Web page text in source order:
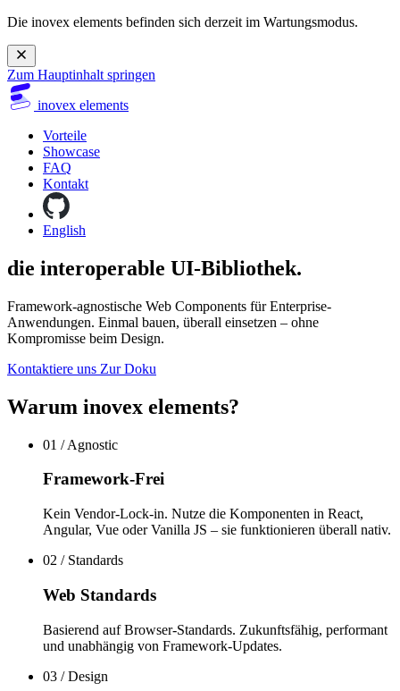
Die inovex elements befinden sich derzeit im Wartungsmodus.
Zum Hauptinhalt springen
inovex elements
Vorteile
Showcase
FAQ
Kontakt
English
die interoperable UI-Bibliothek.
Framework-agnostische Web Components für Enterprise-
Anwendungen. Einmal bauen, überall einsetzen – ohne
Kompromisse beim Design.
Kontaktiere uns Zur Doku
Warum inovex elements?
01 / Agnostic
Framework-Frei
Kein Vendor-Lock-in. Nutze die Komponenten in React,
Angular, Vue oder Vanilla JS – sie funktionieren überall nativ.
02 / Standards
Web Standards
Basierend auf Browser-Standards. Zukunftsfähig, performant
und unabhängig von Framework-Updates.
03 / Design